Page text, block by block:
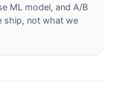
ML model, and A/B
ship, not what we